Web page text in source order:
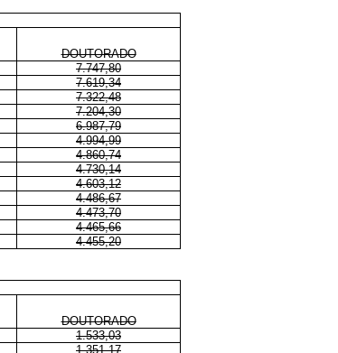
DOUTORADO
7.747,80
7.619,34
7.322,48
7.204,30
6.987,79
4.994,99
4.860,74
4.730,14
4.603,12
4.486,67
4.473,70
4.465,66
4.455,20
DOUTORADO
1.533,03
1.351,17